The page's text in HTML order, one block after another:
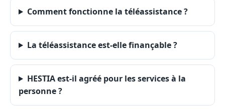
Comment fonctionne la téléassistance ?
La téléassistance est-elle finançable ?
HESTIA est-il agréé pour les services à la
personne ?